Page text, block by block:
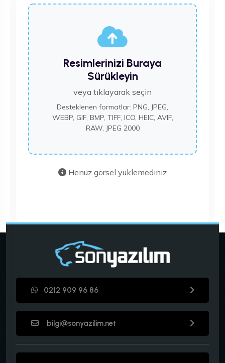
Resimlerinizi Buraya
Sürükleyin
veya tıklayarak seçin
Desteklenen formatlar: PNG, JPEG,
WEBP, GIF, BMP, TIFF, ICO, HEIC, AVIF,
RAW, JPEG 2000
Henüz görsel yüklemediniz
0212 909 96 86
bilgi@sonyazilim.net